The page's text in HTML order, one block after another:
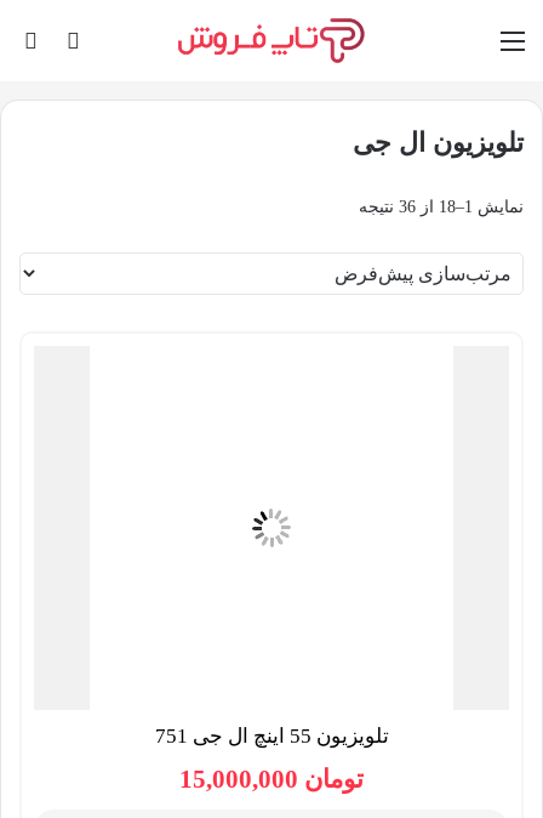
ورود
تلویزیون ال جی
نمایش 1–18 از 36 نتیجه
تلویزیون 55 اینچ ال جی 751
تومان